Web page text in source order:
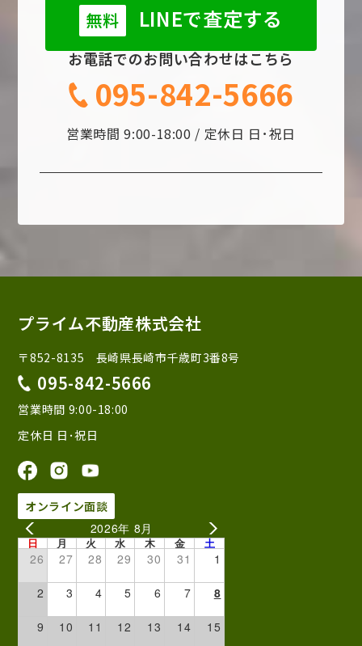
無料 LINEで査定する
お電話でのお問い合わせはこちら
095-842-5666
営業時間 9:00-18:00 / 定休日 日･祝日
プライム不動産株式会社
〒852-8135 長崎県長崎市千歳町3番8号
095-842-5666
営業時間 9:00-18:00
定休日 日･祝日
オンライン面談
2026年 8月
日 月 火 水 木 金 土
26 27 28 29 30 31 1
2 3 4 5 6 7 8
9 10 11 12 13 14 15